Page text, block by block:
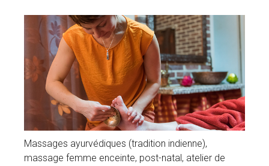
Massages ayurvédiques (tradition indienne),
massage femme enceinte, post-natal, atelier de